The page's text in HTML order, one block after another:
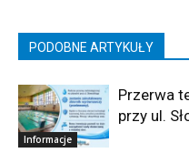
PODOBNE ARTYKUŁY
Informacje
Przerwa
przy ul.